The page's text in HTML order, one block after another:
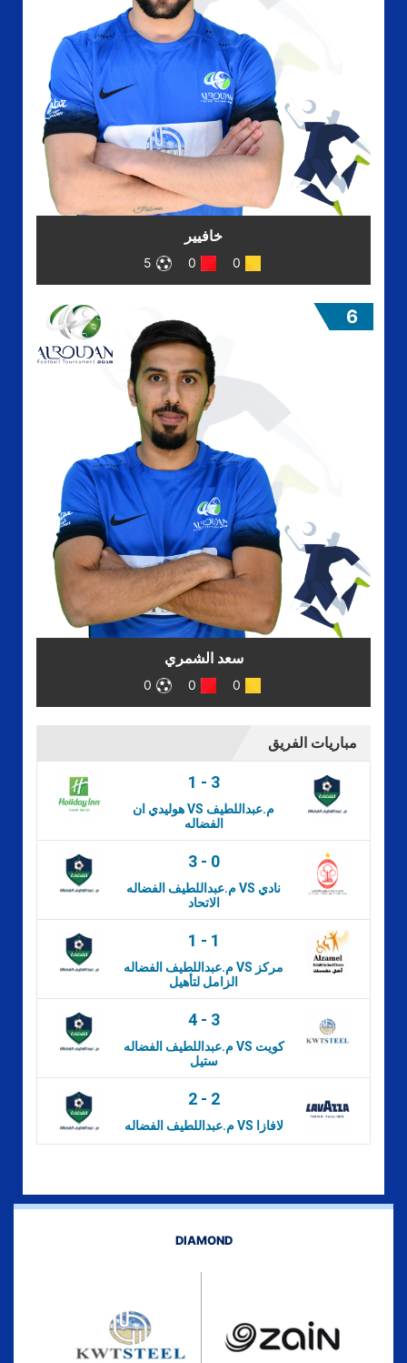
خافيير
0
0
5
سعد الشمري
0
0
0
6
مباريات الفريق
1 - 3
هوليدي ان VS م.عبداللطيف
الفضاله
3- 0
م.عبداللطيف الفضاله VS نادي
الاتحاد
1 - 1
م.عبداللطيف الفضاله VS مركز
الزامل لتأهيل
4- 3
م.عبداللطيف الفضاله VS كويت
ستيل
2- 2
م.عبداللطيف الفضاله VS لافازا
DIAMOND